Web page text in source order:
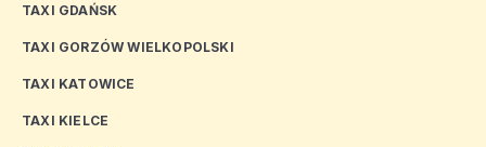
TAXI GDAŃSK
TAXI GORZÓW WIELKOPOLSKI
TAXI KATOWICE
TAXI KIELCE